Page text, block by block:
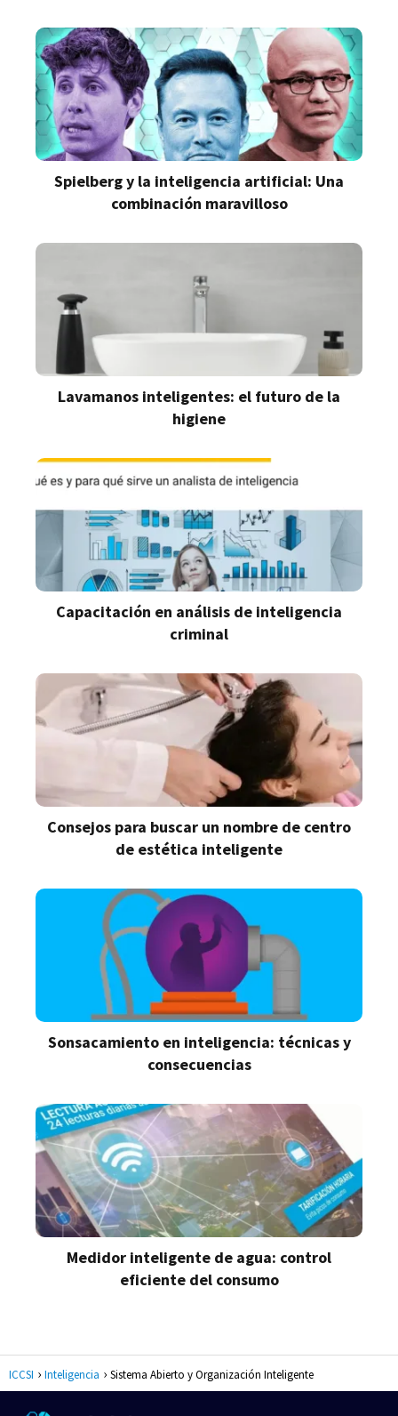
Spielberg y la inteligencia artificial: Una
combinación maravilloso
Lavamanos inteligentes: el futuro de la
higiene
Capacitación en análisis de inteligencia
criminal
Consejos para buscar un nombre de centro
de estética inteligente
Sonsacamiento en inteligencia: técnicas y
consecuencias
Medidor inteligente de agua: control
eficiente del consumo
ICCSI Inteligencia Sistema Abierto y Organización Inteligente